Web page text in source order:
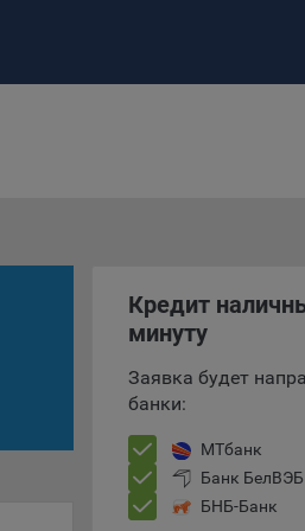
Кредит
минуту
Заявка будет
банки:
МТбанк
Банк БелВЭБ
БНБ-Банк